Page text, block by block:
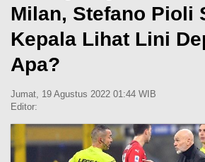
LIGA ITALIA
LIGA SPANYOL
LIGA CHAMPIONS
LIGA PRANCIS
LIGA EUROPA
OLIMPIK
E-SPORT
GALERI FOTO
TEMPAT OLAHRAGA
PASUKAN SEHAT
Milan, Stefano Pioli
Kepala Lihat Lini
Apa?
Jumat, 19 Agustus 2022 01:44 WIB
Editor: